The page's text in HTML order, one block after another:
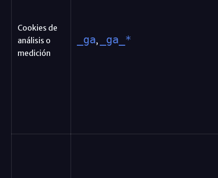
Cookies de
análisis o
medición
_ga, _ga_*